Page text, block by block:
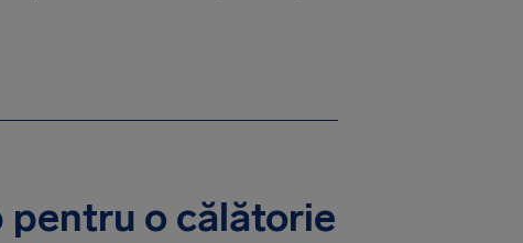
pentru o călătorie